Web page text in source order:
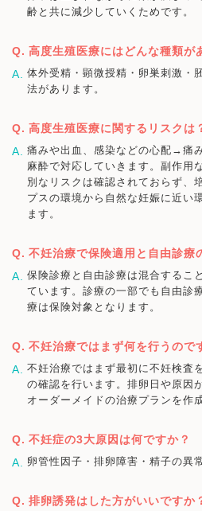
齢と共に減少していくためです。
高度生殖医療にはどんな種類が
体外受精・顕微授精・卵巣刺激・
法があります。
高度生殖医療に関するリスクは
痛みや出血、感染などの心配→痛
麻酔で対応していきます。副作用
別なリスクは確認されておらず、
プスの環境から自然な妊娠に近い
ます。
不妊治療で保険適用と自由診療
保険診療と自由診療は混合するこ
ています。診療の一部でも自由診
療は保険対象となります。
不妊治療ではまず何を行うので
不妊治療ではまず最初に不妊検査
の確認を行います。排卵日や原因
オーダーメイドの治療プランを作
不妊症の3大原因は何ですか？
卵管性因子・排卵障害・精子の異
排卵誘発はした方がいいですか